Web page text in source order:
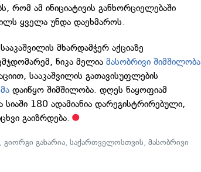
რომ ამ ინიციატივის განხორციელებაში
ყველა უნდა დაეხმაროს.
მხარდამჭერ აქციაზე
ნიკა მელიამასობრივი შიმშილობა
სააკაშვილის გათავისუფლების
დაიწყო შიმშილობა. დღეს ნაყოფიამ
180 ადამიანია დარეგისტრირებული,
გაიზრდება.
,გიორგი გახარია,საქართველოსთვის,მასობრივი